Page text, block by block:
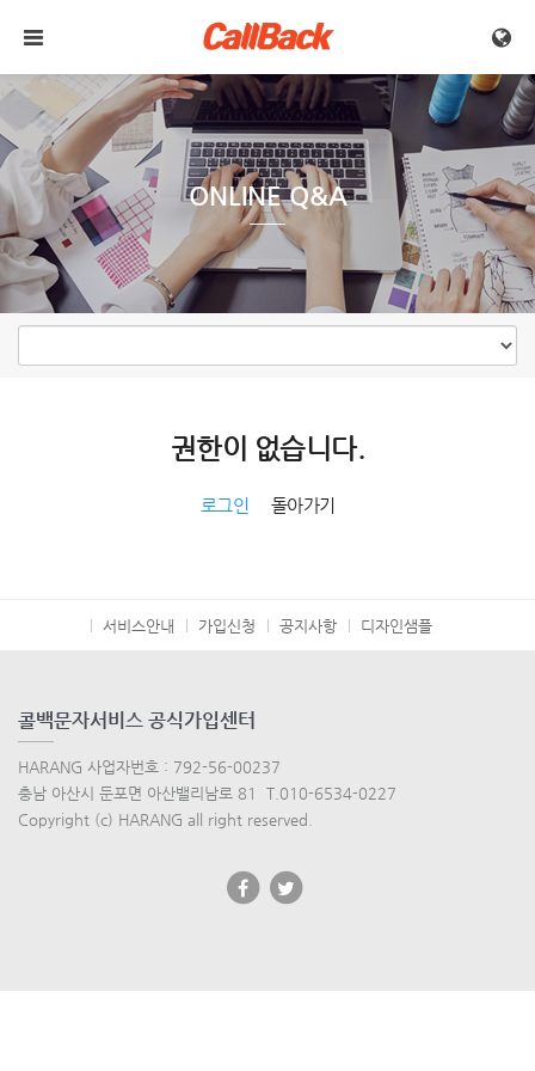
ONLINE Q&A
권한이 없습니다.
로그인 돌아가기
서비스안내 가입신청 공지사항 디자인샘플
콜백문자서비스 공식가입센터
HARANG 사업자번호 : 792-56-00237
충남 아산시 둔포면 아산밸리남로 81 T.010-6534-0227
Copyright (c) HARANG all right reserved.